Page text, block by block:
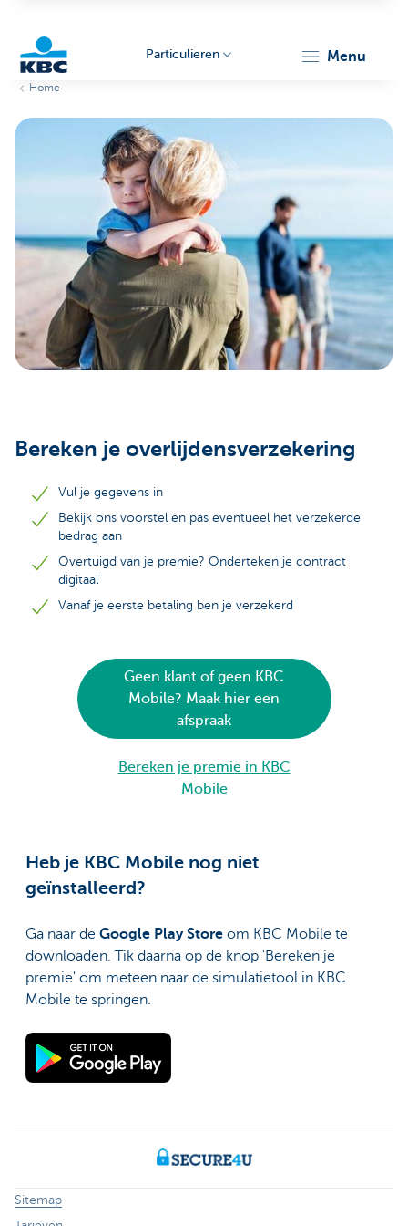
Particulieren menu
Home
Bereken je overlijdensverzekering
Vul je gegevens in
Bekijk ons voorstel en pas eventueel het verzekerde
bedrag aan
Overtuigd van je premie? Onderteken je contract
digitaal
Vanaf je eerste betaling ben je verzekerd
Geen klant of geen KBC
Mobile? Maak hier een
afspraak
Bereken je premie in KBC
Mobile
Heb je KBC Mobile nog niet
geïnstalleerd?
Ga naar de Google Play Store om KBC Mobile te
downloaden. Tik daarna op de knop 'Bereken je
premie' om meteen naar de simulatietool in KBC
Mobile te springen.
Sitemap